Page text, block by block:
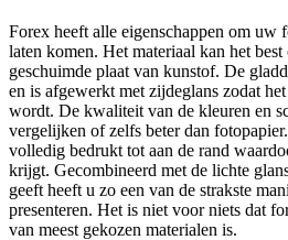
Forex heeft alle eigenschappen om uw
laten komen. Het materiaal kan het
geschuimde plaat van kunstof. De
en is afgewerkt met zijdeglans zodat
wordt. De kwaliteit van de kleuren en
vergelijken of zelfs beter dan
volledig bedrukt tot aan de rand
krijgt. Gecombineerd met de lichte
geeft heeft u zo een van de strakste
presenteren. Het is niet voor niets dat
van meest gekozen materialen is.